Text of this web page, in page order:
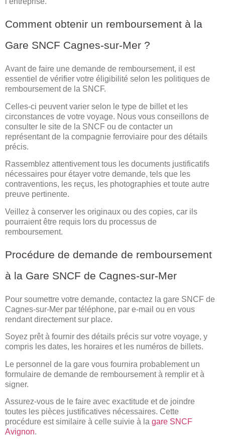
Comment obtenir un remboursement à la
Gare SNCF Cagnes-sur-Mer ?
Avant de faire une demande de remboursement, il est
essentiel de vérifier votre éligibilité selon les politiques de
remboursement de la SNCF.
Celles-ci peuvent varier selon le type de billet et les
circonstances de votre voyage. Nous vous conseillons de
consulter le site de la SNCF ou de contacter un
représentant de la compagnie ferroviaire pour des détails
précis.
Rassemblez attentivement tous les documents justificatifs
nécessaires pour étayer votre demande, tels que les
contraventions, les reçus, les photographies et toute autre
preuve pertinente.
Veillez à conserver les originaux ou des copies, car ils
pourraient être requis lors du processus de
remboursement.
Procédure de demande de remboursement
à la Gare SNCF de Cagnes-sur-Mer
Pour soumettre votre demande, contactez la gare SNCF de
Cagnes-sur-Mer par téléphone, par e-mail ou en vous
rendant directement sur place.
Soyez prêt à fournir des détails précis sur votre voyage, y
compris les dates, les horaires et les numéros de billets.
Le personnel de la gare vous fournira probablement un
formulaire de demande de remboursement à remplir et à
signer.
Assurez-vous de le faire avec exactitude et de joindre
toutes les pièces justificatives nécessaires. Cette
procédure est similaire à celle suivie à la gare SNCF
Avignon.